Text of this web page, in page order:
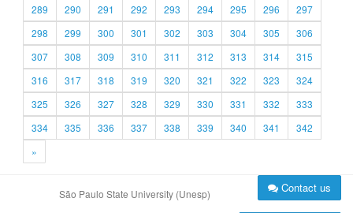
289
290 291 292 293 294 295 296
297
298
299 300 301 302 303 304 305
306
307
308 309 310 311 312 313 314
315
316
317 318 319 320 321 322 323
324
325
326 327 328 329 330 331 332
333
334
335 336 337 338 339 340 341
342
»
São Paulo State University (Unesp) Contact us